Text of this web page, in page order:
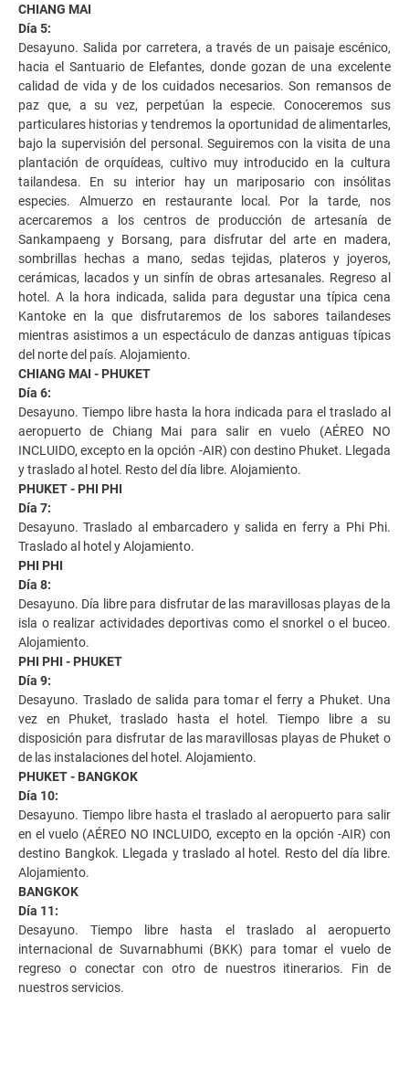
CHIANG MAI
Día 5:
Desayuno. Salida por carretera, a través de un paisaje escénico,
hacia el Santuario de Elefantes, donde gozan de una excelente
calidad de vida y de los cuidados necesarios. Son remansos de
paz que, a su vez, perpetúan la especie. Conoceremos sus
particulares historias y tendremos la oportunidad de alimentarles,
bajo la supervisión del personal. Seguiremos con la visita de una
plantación de orquídeas, cultivo muy introducido en la cultura
tailandesa. En su interior hay un mariposario con insólitas
especies. Almuerzo en restaurante local. Por la tarde, nos
acercaremos a los centros de producción de artesanía de
Sankampaeng y Borsang, para disfrutar del arte en madera,
sombrillas hechas a mano, sedas tejidas, plateros y joyeros,
cerámicas, lacados y un sinfín de obras artesanales. Regreso al
hotel. A la hora indicada, salida para degustar una típica cena
Kantoke en la que disfrutaremos de los sabores tailandeses
mientras asistimos a un espectáculo de danzas antiguas típicas
del norte del país. Alojamiento.
CHIANG MAI - PHUKET
Día 6:
Desayuno. Tiempo libre hasta la hora indicada para el traslado al
aeropuerto de Chiang Mai para salir en vuelo (AÉREO NO
INCLUIDO, excepto en la opción -AIR) con destino Phuket. Llegada
y traslado al hotel. Resto del día libre. Alojamiento.
PHUKET - PHI PHI
Día 7:
Desayuno. Traslado al embarcadero y salida en ferry a Phi Phi.
Traslado al hotel y Alojamiento.
PHI PHI
Día 8:
Desayuno. Día libre para disfrutar de las maravillosas playas de la
isla o realizar actividades deportivas como el snorkel o el buceo.
Alojamiento.
PHI PHI - PHUKET
Día 9:
Desayuno. Traslado de salida para tomar el ferry a Phuket. Una
vez en Phuket, traslado hasta el hotel. Tiempo libre a su
disposición para disfrutar de las maravillosas playas de Phuket o
de las instalaciones del hotel. Alojamiento.
PHUKET - BANGKOK
Día 10:
Desayuno. Tiempo libre hasta el traslado al aeropuerto para salir
en el vuelo (AÉREO NO INCLUIDO, excepto en la opción -AIR) con
destino Bangkok. Llegada y traslado al hotel. Resto del día libre.
Alojamiento.
BANGKOK
Día 11:
Desayuno. Tiempo libre hasta el traslado al aeropuerto
internacional de Suvarnabhumi (BKK) para tomar el vuelo de
regreso o conectar con otro de nuestros itinerarios. Fin de
nuestros servicios.